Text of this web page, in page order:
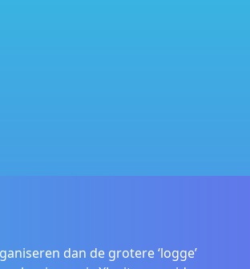
dan de grotere ‘logge’